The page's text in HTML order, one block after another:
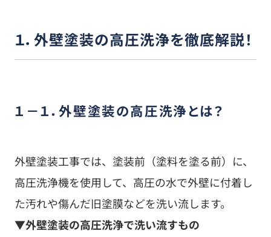
１．外壁塗装の高圧洗浄を徹底解説！
１－１．外壁塗装の高圧洗浄とは？
外壁塗装工事では、塗装前（塗料を塗る前）に、
高圧洗浄機を使用して、高圧の水で外壁に付着し
た汚れや傷んだ旧塗膜などを洗い流します。
▼外壁塗装の高圧洗浄で洗い流すもの